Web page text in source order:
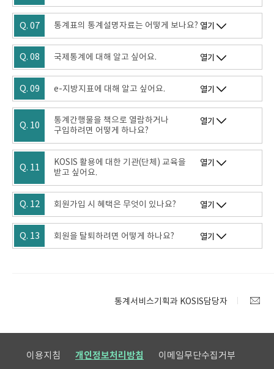
Q. 07 통계표의 통계설명자료는 어떻게 보나요? 열기
Q. 08 국제통계에 대해 알고 싶어요. 열기
Q. 09 e-지방지표에 대해 알고 싶어요. 열기
Q. 10
통계간행물을 책으로 열람하거나
구입하려면 어떻게 하나요?
열기
Q. 11
KOSIS 활용에 대한 기관(단체) 교육을
받고 싶어요.
열기
Q. 12 회원가입 시 혜택은 무엇이 있나요? 열기
Q. 13 회원을 탈퇴하려면 어떻게 하나요? 열기
통계서비스기획과 KOSIS담당자
이용지침 개인정보처리방침 이메일무단수집거부